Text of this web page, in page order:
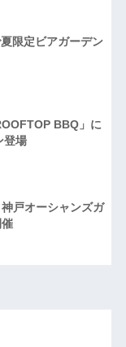
限定ビアガーデン
BBQ」に
登場
戸オーシャンズガ